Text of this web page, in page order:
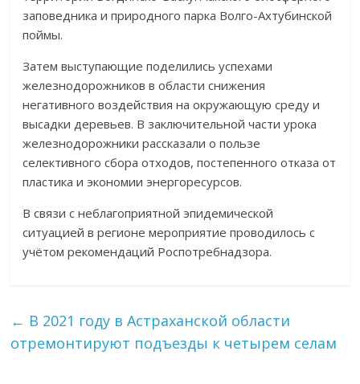
заповедника и природного парка Волго-Ахтубинской
поймы.
Затем выступающие поделились успехами
железнодорожников в области снижения
негативного воздействия на окружающую среду и
высадки деревьев. В заключительной части урока
железнодорожники рассказали о пользе
селективного сбора отходов, постепенного отказа от
пластика и экономии энергоресурсов.
В связи с неблагоприятной эпидемической
ситуацией в регионе мероприятие проводилось с
учётом рекомендаций Роспотребнадзора.
← В 2021 году в Астраханской области
отремонтируют подъезды к четырем селам